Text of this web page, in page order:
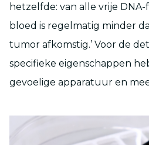
hetzelfde: van alle vrije
bloed is regelmatig minder
tumor afkomstig.’ Voor de
specifieke eigenschappen
gevoelige apparatuur en